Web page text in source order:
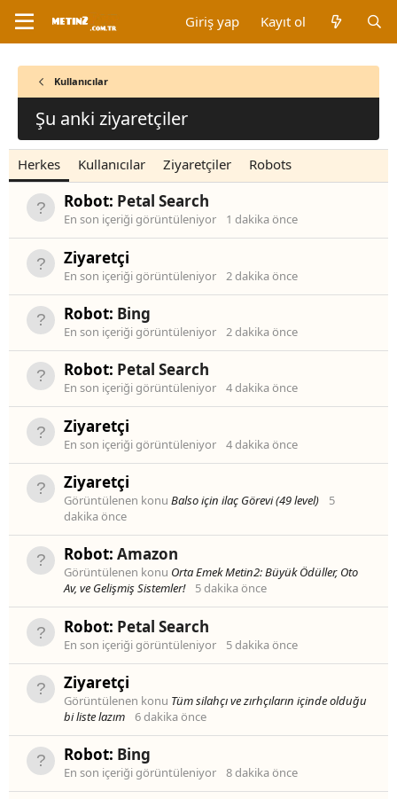
Giriş yap Kayıt ol
Kullanıcılar
Şu anki ziyaretçiler
Herkes Kullanıcılar Ziyaretçiler Robots
Robot: Petal Search
En son içeriği görüntüleniyor 1 dakika önce
Ziyaretçi
En son içeriği görüntüleniyor 2 dakika önce
Robot: Bing
En son içeriği görüntüleniyor 2 dakika önce
Robot: Petal Search
En son içeriği görüntüleniyor 4 dakika önce
Ziyaretçi
En son içeriği görüntüleniyor 4 dakika önce
Ziyaretçi
Görüntülenen konu Balso için ilaç Görevi (49 level)
5
dakika önce
Robot: Amazon
Görüntülenen konu Orta Emek Metin2: Büyük Ödüller, Oto
Av, ve Gelişmiş Sistemler!
5 dakika önce
Robot: Petal Search
En son içeriği görüntüleniyor 5 dakika önce
Ziyaretçi
Görüntülenen konu Tüm silahçı ve zırhçıların içinde olduğu
bi liste lazım
6 dakika önce
Robot: Bing
En son içeriği görüntüleniyor 8 dakika önce